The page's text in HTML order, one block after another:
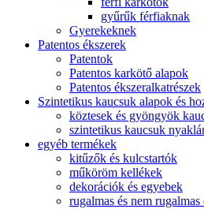
gyűrűk férfiaknak
Gyerekeknek
Patentos ékszerek
Patentok
Patentos karkötő alapok
Patentos ékszeralkatrészek
Szintetikus kaucsuk alapok és
köztesek és gyöngyök
szintetikus kaucsuk
egyéb termékek
kitűzők és kulcstartók
műköröm kellékek
dekorációk és egyebek
rugalmas és nem rugalmas